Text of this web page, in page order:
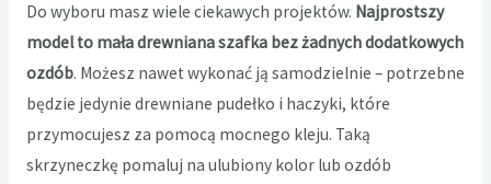
Do wyboru masz wiele ciekawych projektów. Najprostszy
model to mała drewniana szafka bez żadnych dodatkowych
ozdób. Możesz nawet wykonać ją samodzielnie – potrzebne
będzie jedynie drewniane pudełko i haczyki, które
przymocujesz za pomocą mocnego kleju. Taką
skrzyneczkę pomaluj na ulubiony kolor lub ozdób